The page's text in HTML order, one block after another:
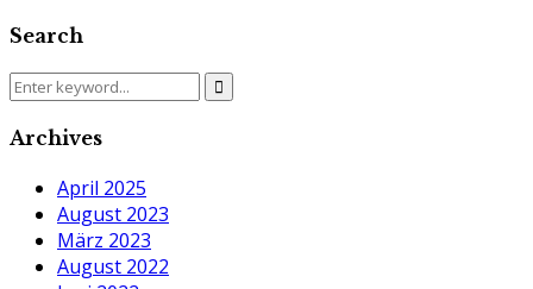
Search
Search
Search
Archives
April 2025
August 2023
März 2023
August 2022